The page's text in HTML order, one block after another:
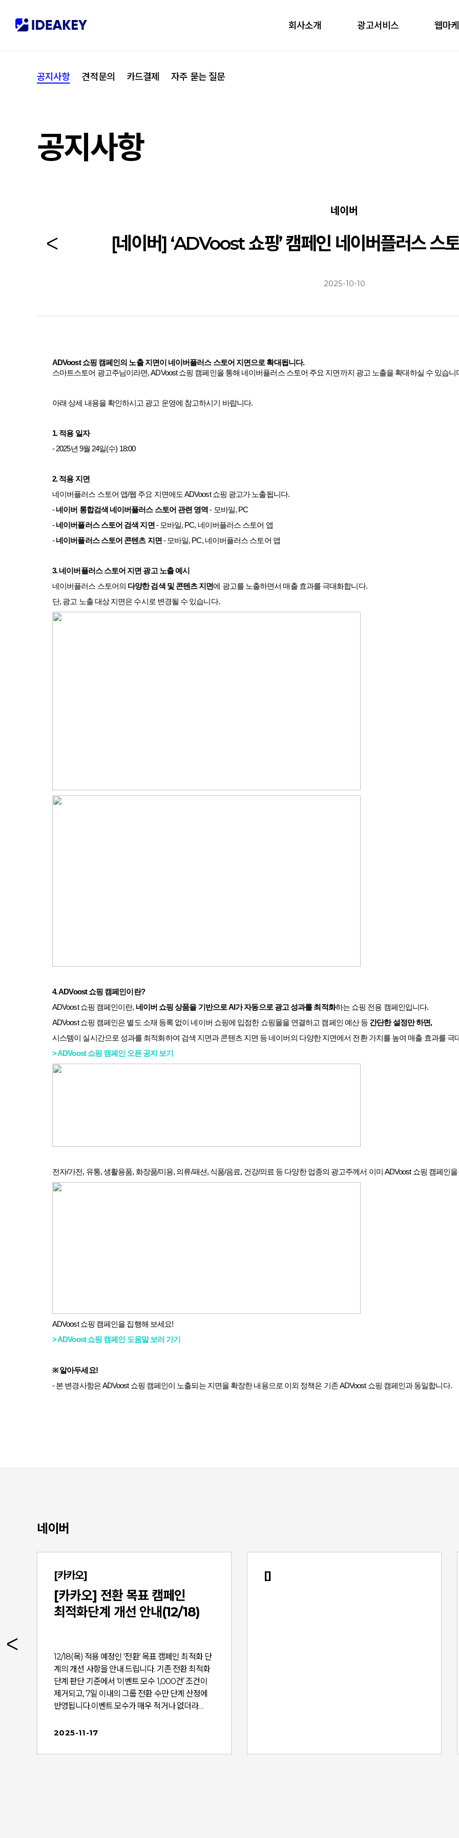
회사소개 광고서비스 웹마
공지사항 견적문의 카드결제 자주 묻는 질문
공지사항
네이버
[네이버] ‘ADVoost 쇼핑’ 캠페인 네이버플러스 스
2025-10-10
ADVoost쇼핑 캠페인의 노출 지면이 네이버플러스 스토어 지면으로 확대됩니다.
스마트스토어 광고주님이라면, ADVoost쇼핑 캠페인을 통해 네이버플러스 스토어 주요 지면까지 광고 노출을 확대하실 수 있습니
아래 상세 내용을 확인하시고 광고 운영에 참고하시기 바랍니다.
1.적용 일자
- 2025년 9월 24일(수) 18:00
2.적용 지면
네이버플러스 스토어 앱/웹 주요 지면에도 ADVoost쇼핑 광고가 노출됩니다.
-네이버 통합검색 네이버플러스 스토어 관련 영역 - 모바일, PC
-네이버플러스 스토어 검색 지면 - 모바일, PC, 네이버플러스 스토어 앱
-네이버플러스 스토어 콘텐츠 지면 - 모바일, PC, 네이버플러스 스토어 앱
3.네이버플러스 스토어 지면 광고 노출 예시
네이버플러스 스토어의 다양한 검색 및 콘텐츠 지면에 광고를 노출하면서 매출 효과를 극대화합니다.
단, 광고 노출 대상 지면은 수시로 변경될 수 있습니다.
4. ADVoost쇼핑 캠페인이란?
ADVoost쇼핑 캠페인이란, 네이버 쇼핑 상품을 기반으로 AI 가 자동으로 광고 성과를 최적화하는 쇼핑 전용 캠페인입니다.
ADVoost쇼핑 캠페인은 별도 소재 등록 없이 네이버 쇼핑에 입점한 쇼핑몰을 연결하고 캠페인 예산 등 간단한 설정만 하면,
시스템이 실시간으로 성과를 최적화하여 검색 지면과 콘텐츠 지면 등 네이버의 다양한 지면에서 전환 가치를 높여 매출 효과를 극
> ADVoost쇼핑 캠페인 오픈 공지 보기
전자/가전, 유통,생활용품, 화장품/미용, 의류/패션, 식품/음료, 건강/의료 등 다양한 업종의 광고주께서 이미 ADVoost 쇼핑 캠페인
ADVoost쇼핑 캠페인을 집행해 보세요!
> ADVoost쇼핑 캠페인 도움말 보러 가기
※알아두세요!
-본 변경사항은ADVoost 쇼핑 캠페인이 노출되는 지면을 확장한 내용으로 이외 정책은 기존ADVoost 쇼핑 캠페인과 동일합니다.
네이버
[카카오]
[카카오] 전환 목표 캠페인
최적화단계 개선 안내(12/18)
12/18(목) 적용 예정인 '전환' 목표 캠페인 최적화 단
계의 개선 사항을 안내 드립니다. 기존 전환 최적화
단계 판단 기준에서 ‘이벤트 모수 1,000건’ 조건이
제거되고, 7일 이내의 그룹 전환 수만 단계 산정에
반영됩니다.이벤트 모수가 매우 적거나 없더라
고를 효율적으로 노출합니다.다만, 수집 이벤트 데
환 성과를 기대할 수 있습니다. ■ 적용일 : 2025년 1
2025-11-17
[]